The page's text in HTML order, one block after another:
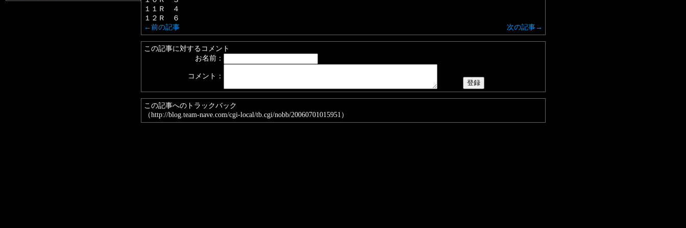
１１Ｒ ４
１２Ｒ ６
←前の記事
次の記事→
この記事に対するコメント
お名前：
コメント：
この記事へのトラックバック
（http://blog.team-nave.com/cgi-local/tb.cgi/nobb/20060701015951）